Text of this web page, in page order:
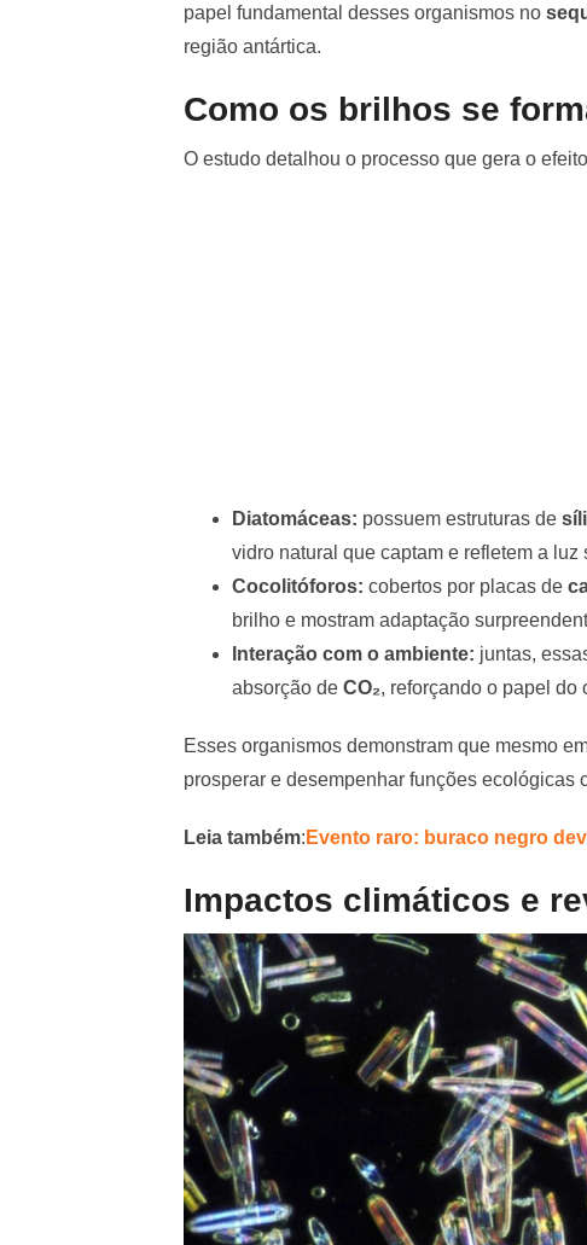
papel fundamental desses organismos no
região antártica.
Como os brilhos se
O estudo detalhou o processo que gera o
Diatomáceas: possuem estruturas de
vidro natural que captam e refletem a luz
Cocolitóforos: cobertos por placas de
brilho e mostram adaptação
Interação com o ambiente: juntas,
absorção de CO₂, reforçando o papel do
Esses organismos demonstram que mesmo
prosperar e desempenhar funções ecológicas
Leia também: Evento raro: buraco negro
Impactos climáticos e